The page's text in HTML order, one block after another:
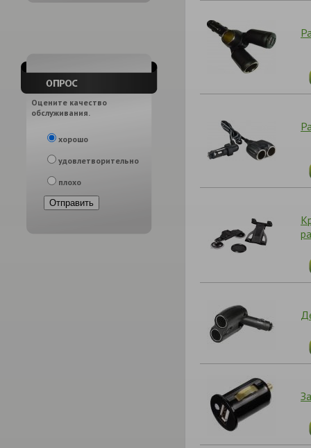
Оцените качество
обслуживания.
хорошо
удовлетворительно
плохо